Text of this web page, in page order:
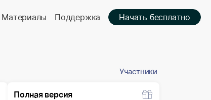
Материалы Поддержка Начать бесплатно
Участники
Полная версия